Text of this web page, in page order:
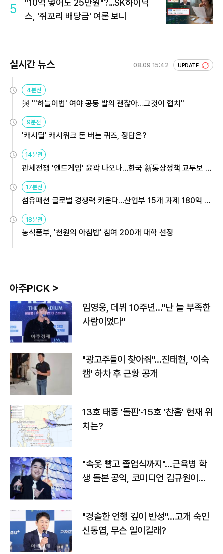
5
"10억 넣어도 25만원"?…SK하이닉
스, '쥐꼬리 배당금' 여론 보니
실시간 뉴스 08.09 15:42 UPDATE
4분전
與 "'하늘이법' 여야 공동 발의 괜찮아…그것이 협치"
9분전
'캐시딜' 캐시워크 돈 버는 퀴즈, 정답은?
14분전
관세전쟁 '엔드게임' 윤곽 나오나…한국 新통상정책 교두보 활
17분전
섬유패션 글로벌 경쟁력 키운다…산업부 15개 과제 180억 지
18분전
농식품부, '천원의 아침밥' 참여 200개 대학 선정
아주PICK >
임영웅, 데뷔 10주년…"난 늘 부족한
사람이었다"
"광고주들이 찾아줘"…진태현, '이숙
캠' 하차 후 근황 공개
13호 태풍 '돌핀'·15호 '찬홈' 현재 위
치는?
"속옷 빨고 졸업식까지"…근육병 학
생 돌본 공익, 코미디언 김규원이었
"경솔한 언행 깊이 반성"…고개 숙인
신동엽, 무슨 일이길래?